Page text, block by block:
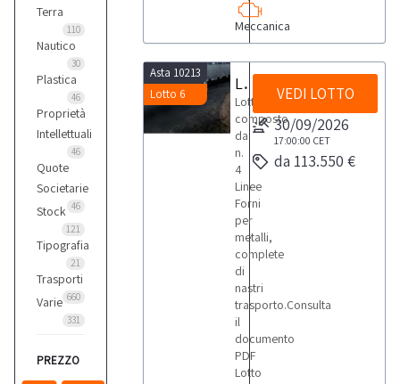
Terra
110
Nautico
30
Plastica
46
Proprietà
Intellettuali
46
Quote
Societarie
46
Stock
121
Tipografia
21
Trasporti
660
Varie
331
PREZZO
Meccanica
Asta 10213
Lotto 6
Linee Forni
Lotto
composto
da
n.
4
Linee
Forni
per
metalli,
complete
di
nastri
trasporto.Consulta
il
documento
PDF
Lotto
VEDI LOTTO
30/09/2026
17:00:00 CET
da 113.550 €